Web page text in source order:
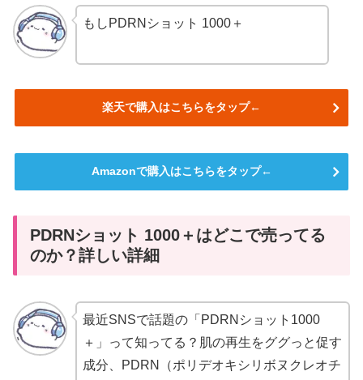
もしPDRNショット 1000＋
楽天で購入はこちらをタップ←
Amazonで購入はこちらをタップ←
PDRNショット 1000＋はどこで売ってる
のか？詳しい詳細
最近SNSで話題の「PDRNショット1000
＋」って知ってる？肌の再生をググっと促す
成分、PDRN（ポリデオキシリボヌクレオチ